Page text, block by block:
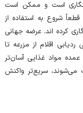
است و ممکن است
شروع به استفاده از
کرده اند. عرضه جهانی
اقلام از مزرعه تا
عمده مواد غذایی آسان‌تر
می‌شوند، سریع‌تر واکنش